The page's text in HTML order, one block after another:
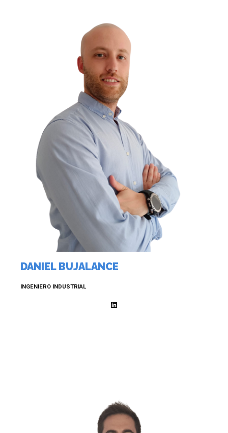
DANIEL BUJALANCE
INGENIERO INDUSTRIAL